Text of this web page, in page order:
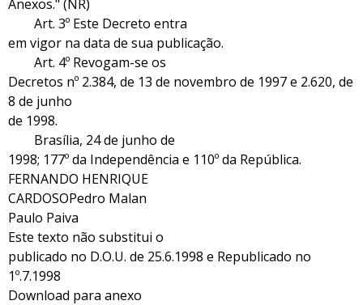
Anexos." (NR)
Art. 3º Este Decreto entra
em vigor na data de sua publicação.
Art. 4º Revogam-se os
Decretos nº 2.384, de 13 de novembro de 1997 e 2.620, de
8 de junho
de 1998.
Brasília, 24 de junho de
1998; 177º da Independência e 110º da República.
FERNANDO HENRIQUE
CARDOSOPedro Malan
Paulo Paiva
Este texto não substitui o
publicado no D.O.U. de 25.6.1998 e Republicado no
1º.7.1998
Download para anexo